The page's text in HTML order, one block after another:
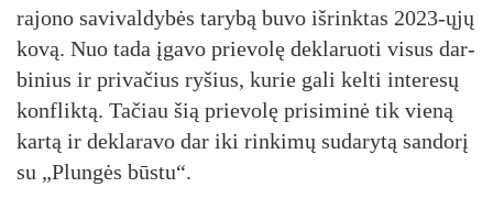
ra­jo­no sa­vi­val­dy­bės ta­ry­bą bu­vo iš­rink­tas 2023-ųjų
ko­vą. Nuo ta­da įga­vo prie­vo­lę dek­la­ruo­ti vi­sus dar­
bi­nius ir pri­va­čius ry­šius, ku­rie ga­li kel­ti in­te­re­sų
konf­lik­tą. Ta­čiau šią prie­vo­lę pri­si­mi­nė tik vie­ną
kar­tą ir dek­la­ra­vo dar iki rin­ki­mų su­da­ry­tą san­do­rį
su „Plun­gės būs­tu“.